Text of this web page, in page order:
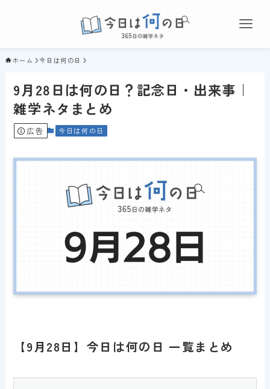
ホーム 今日は何の日
9月28日は何の日？記念日・出来事｜
雑学ネタまとめ
広告 今日は何の日
【9月28日】今日は何の日 一覧まとめ